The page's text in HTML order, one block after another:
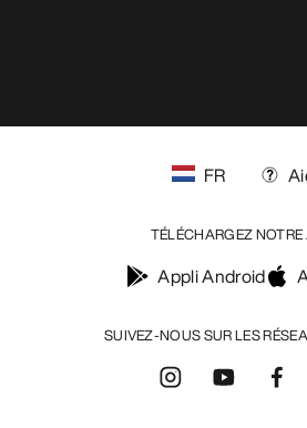
SUIVEZ-NOUS SUR LES
FR
TÉLÉCHARGEZ NOTRE
Appli Android